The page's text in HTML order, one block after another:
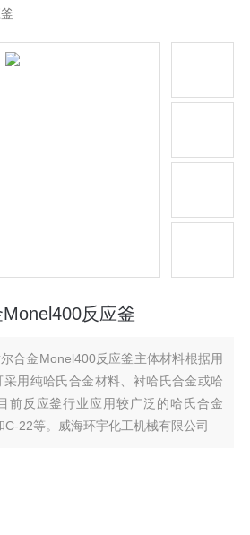
反应釜
合金Monel400反应釜主体材料根据用
采用纯哈氏合金材料、衬哈氏合金或哈
前反应釜行业应用较广泛的哈氏合金
22等。威海环宇化工机械有限公司